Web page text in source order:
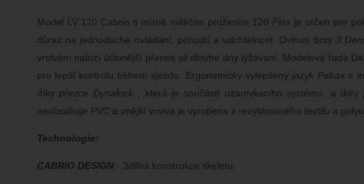
Model LV 120 Cabrio s mírně měkčím pružením 120 Flexje určen pro
důraz na jednoduché ovládání, pohodlí a udržitelnost. Ovinutí boty 3
vrstvám nabízí účinnější přenos sil dlouhé dny lyžování. Modelová řada
pro lepší kontrolu během sjezdu. Ergonomicky vylepšený jazyk Pebax s
díky přezce Dynalock , která je součástí uzamykacího systému, a díky
neobsahuje PVC a vnější vrstva je vyrobena z recyklovaného textilu a
Technologie:
CABRIO DESIGN- 3dílná konstrukce skeletu